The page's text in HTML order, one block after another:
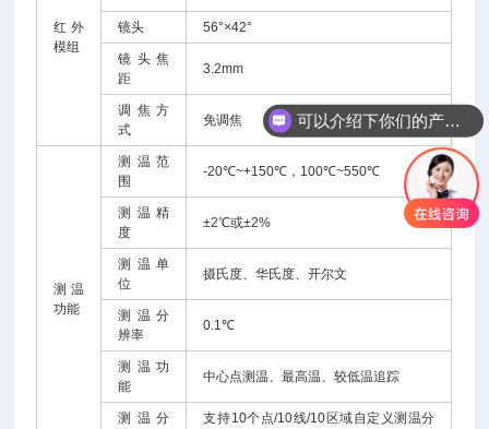
红外
模组
镜头 56°×42°
镜头焦
距
3.2mm
调焦方
式
免调焦
测温
功能
测温范
围
-20℃~+150℃，100℃~550℃
测温精
度
±2℃或±2%
测温单
位
摄氏度、华氏度、开尔文
测温分
辨率
0.1℃
测温功
能
中心点测温、最高温、较低温追踪
测温分
支持10个点/10线/10区域自定义测温分
可以介绍下你们的产品么
你们是怎么收费的呢